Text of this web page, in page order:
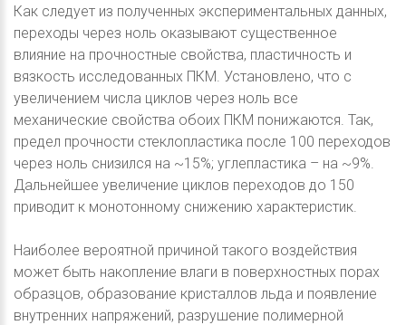
Как следует из полученных экспериментальных данных,
переходы через ноль оказывают существенное
влияние на прочностные свойства, пластичность и
вязкость исследованных ПКМ. Установлено, что с
увеличением числа циклов через ноль все
механические свойства обоих ПКМ понижаются. Так,
предел прочности стеклопластика после 100 переходов
через ноль снизился на ~15%; углепластика – на ~9%.
Дальнейшее увеличение циклов переходов до 150
приводит к монотонному снижению характеристик.
Наиболее вероятной причиной такого воздействия
может быть накопление влаги в поверхностных порах
образцов, образование кристаллов льда и появление
внутренних напряжений, разрушение полимерной